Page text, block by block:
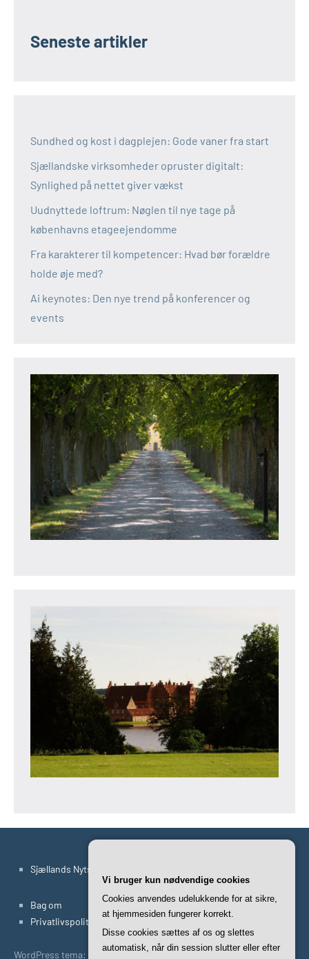
Seneste artikler
Sundhed og kost i dagplejen: Gode vaner fra start
Sjællandske virksomheder opruster digitalt:
Synlighed på nettet giver vækst
Uudnyttede loftrum: Nøglen til nye tage på
københavns etageejendomme
Fra karakterer til kompetencer: Hvad bør forældre
holde øje med?
Ai keynotes: Den nye trend på konferencer og
events
Sjællands Nyts Artikler
Bag om
Privatlivspolitik
WordPress tema: Occasio by ThemeZee.
Vi bruger kun nødvendige cookies
Cookies anvendes udelukkende for at sikre,
at hjemmesiden fungerer korrekt.
Disse cookies sættes af os og slettes
automatisk, når din session slutter eller efter